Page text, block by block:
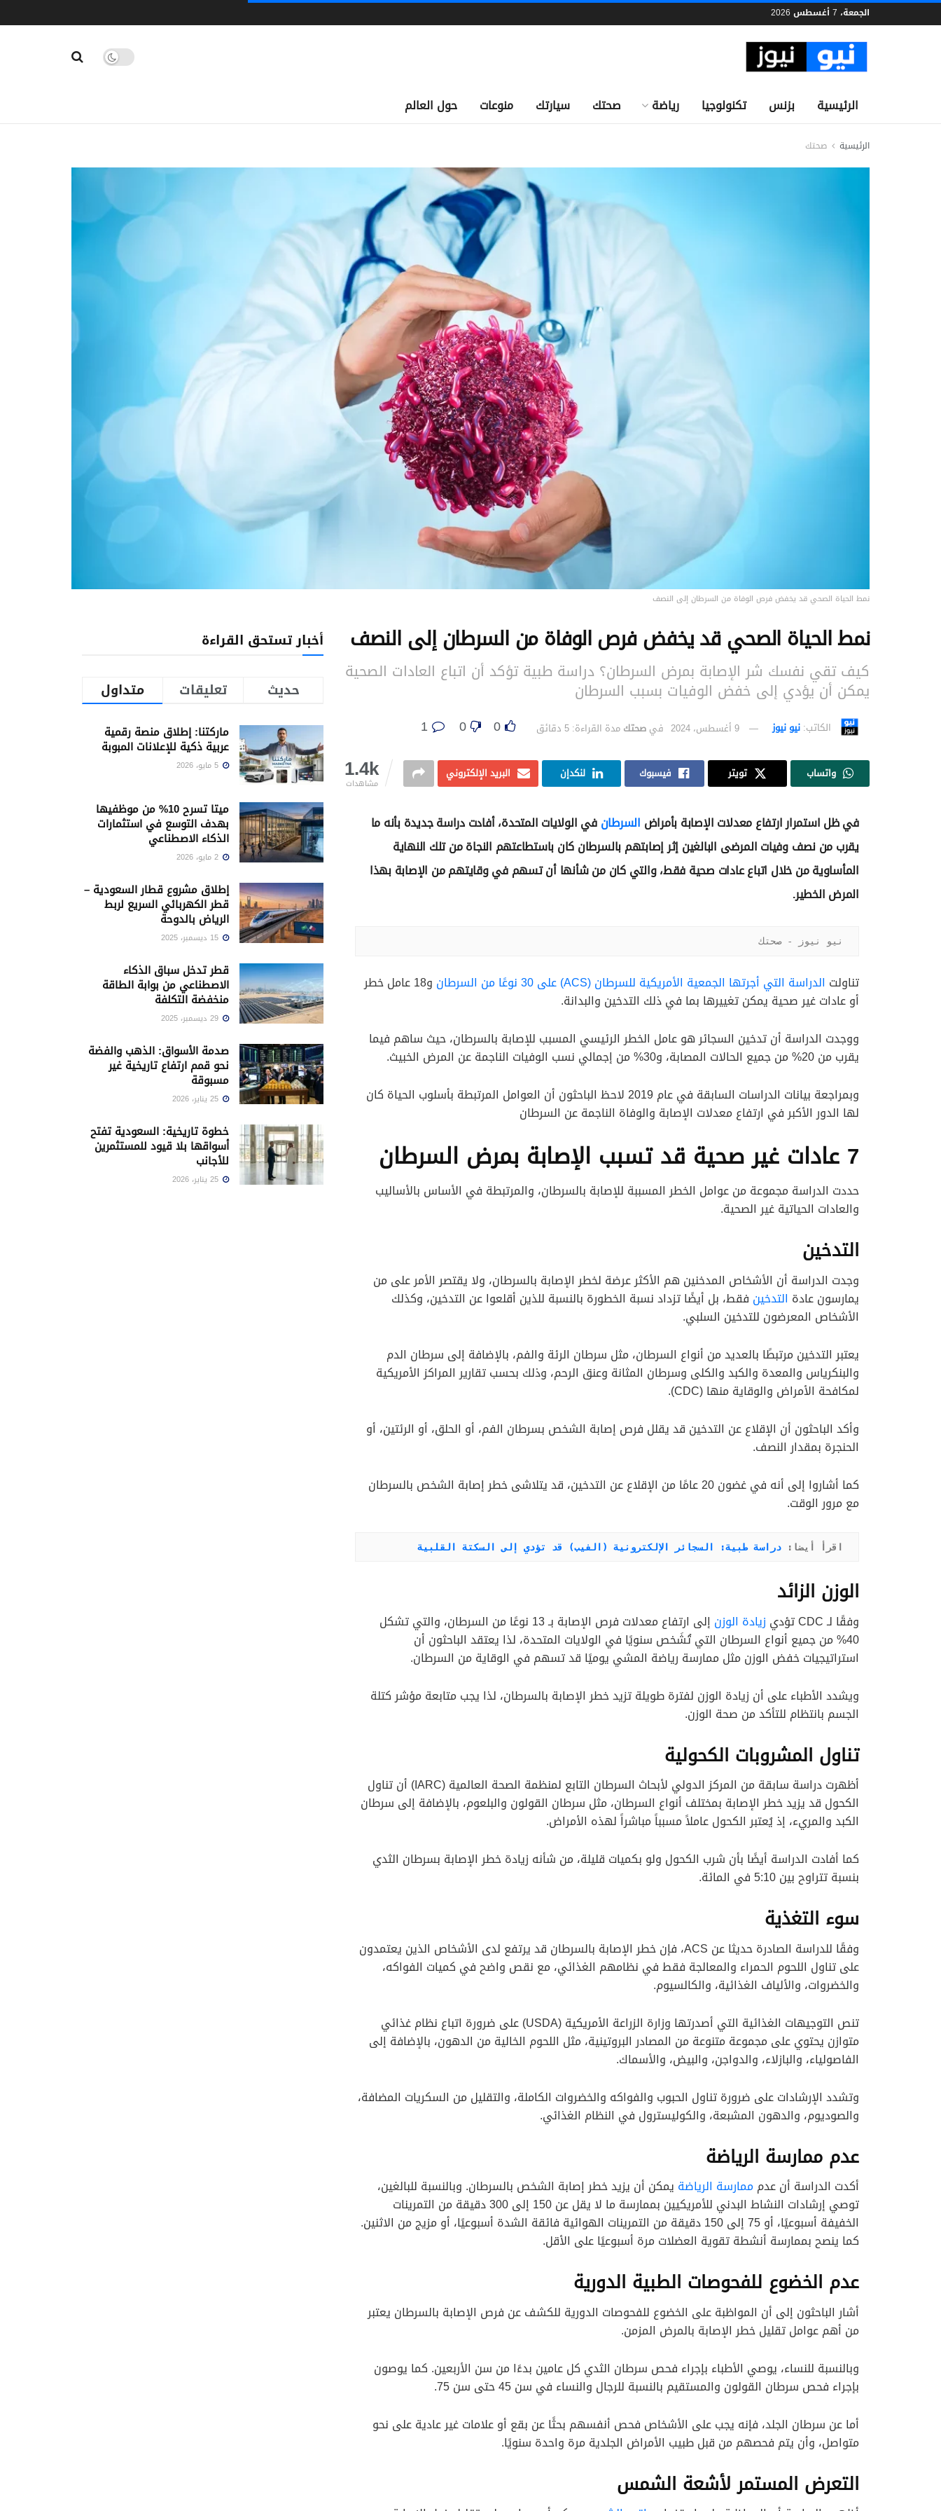
الجمعة، 7 أغسطس 2026
الرئيسية بزنس تكنولوجيا رياضة صحتك سيارتك منوعات حول العالم
الرئيسية صحتك
نمط الحياة الصحي قد يخفض فرص الوفاة من السرطان إلى النصف
نمط الحياة الصحي قد يخفض فرص الوفاة من السرطان إلى النصف
كيف تقي نفسك شر الإصابة بمرض السرطان؟ دراسة طبية تؤكد أن اتباع العادات الصحية
يمكن أن يؤدي إلى خفض الوفيات بسبب السرطان
الكاتب: نيو نيوز 9 أغسطس، 2024 في صحتك مدة القراءة: 5 دقائق 0
0
1.4k
مشاهدات
واتساب تويتر فيسبوك لنكدإن البريد الإلكتروني
في ظل استمرار ارتفاع معدلات الإصابة بأمراض السرطانفي الولايات المتحدة، أفادت دراسة جديدة بأنه ما
يقرب من نصف وفيات المرضى البالغين إثر إصابتهم بالسرطان كان باستطاعتهم النجاة من تلك النهاية
المأساوية من خلال اتباع عادات صحية فقط، والتي كان من شأنها أن تسهم في وقايتهم من الإصابة بهذا
المرض الخطير.
نيو نيوز - صحتك
تناولت الدراسة التي أجرتها الجمعية الأمريكية للسرطان (ACS) على 30 نوعًا من السرطان
و18 عامل خطر
أو عادات غير صحية يمكن تغييرها بما في ذلك التدخين والبدانة.
ووجدت الدراسة أن تدخين السجائر هو عامل الخطر الرئيسي المسبب للإصابة بالسرطان، حيث ساهم فيما
يقرب من 20% من جميع الحالات المصابة، و30% من إجمالي نسب الوفيات الناجمة عن المرض الخبيث.
وبمراجعة بيانات الدراسات السابقة في عام 2019 لاحظ الباحثون أن العوامل المرتبطة بأسلوب الحياة كان
لها الدور الأكبر في ارتفاع معدلات الإصابة والوفاة الناجمة عن السرطان
7 عادات غير صحية قد تسبب الإصابة بمرض السرطان
حددت الدراسة مجموعة من عوامل الخطر المسببة للإصابة بالسرطان، والمرتبطة في الأساس بالأساليب
والعادات الحياتية غير الصحية.
التدخين
وجدت الدراسة أن الأشخاص المدخنين هم الأكثر عرضة لخطر الإصابة بالسرطان، ولا يقتصر الأمر على من
يمارسون عادة التدخين فقط، بل أيضًا تزداد نسبة الخطورة بالنسبة للذين أقلعوا عن التدخين، وكذلك
الأشخاص المعرضون للتدخين السلبي.
يعتبر التدخين مرتبطًا بالعديد من أنواع السرطان، مثل سرطان الرئة والفم، بالإضافة إلى سرطان الدم
والبنكرياس والمعدة والكبد والكلى وسرطان المثانة وعنق الرحم، وذلك بحسب تقارير المراكز الأمريكية
لمكافحة الأمراض والوقاية منها (CDC).
وأكد الباحثون أن الإقلاع عن التدخين قد يقلل فرص إصابة الشخص بسرطان الفم، أو الحلق، أو الرئتين، أو
الحنجرة بمقدار النصف.
كما أشاروا إلى أنه في غضون 20 عامًا من الإقلاع عن التدخين، قد يتلاشى خطر إصابة الشخص بالسرطان
مع مرور الوقت.
اقرأ أيضا: دراسة طبية: السجائر الإلكترونية (الفيب) قد تؤدي إلى السكتة القلبية
الوزن الزائد
وفقًا لـ CDC تؤدي زيادة الوزن
إلى ارتفاع معدلات فرص الإصابة بـ 13 نوعًا من السرطان، والتي تشكل
40% من جميع أنواع السرطان التي تُشَخص سنويًا في الولايات المتحدة، لذا يعتقد الباحثون أن
استراتيجيات خفض الوزن مثل ممارسة رياضة المشي يوميًا قد تسهم في الوقاية من السرطان.
ويشدد الأطباء على أن زيادة الوزن لفترة طويلة تزيد خطر الإصابة بالسرطان، لذا يجب متابعة مؤشر كتلة
الجسم بانتظام للتأكد من صحة الوزن.
تناول المشروبات الكحولية
أظهرت دراسة سابقة من المركز الدولي لأبحاث السرطان التابع لمنظمة الصحة العالمية (IARC) أن تناول
الكحول قد يزيد خطر الإصابة بمختلف أنواع السرطان، مثل سرطان القولون والبلعوم، بالإضافة إلى سرطان
الكبد والمريء، إذ يُعتبر الكحول عاملاً مسبباً مباشراً لهذه الأمراض.
كما أفادت الدراسة أيضًا بأن شرب الكحول ولو بكميات قليلة، من شأنه زيادة خطر الإصابة بسرطان الثدي
بنسبة تتراوح بين 5:10 في المائة.
سوء التغذية
وفقًا للدراسة الصادرة حديثا عن ACS، فإن خطر الإصابة بالسرطان قد يرتفع لدى الأشخاص الذين يعتمدون
على تناول اللحوم الحمراء والمعالجة فقط في نظامهم الغذائي، مع نقص واضح في كميات الفواكه،
والخضروات، والألياف الغذائية، والكالسيوم.
تنص التوجيهات الغذائية التي أصدرتها وزارة الزراعة الأمريكية (USDA) على ضرورة اتباع نظام غذائي
متوازن يحتوي على مجموعة متنوعة من المصادر البروتينية، مثل اللحوم الخالية من الدهون، بالإضافة إلى
الفاصولياء، والبازلاء، والدواجن، والبيض، والأسماك.
وتشدد الإرشادات على ضرورة تناول الحبوب والفواكه والخضروات الكاملة، والتقليل من السكريات المضافة،
والصوديوم، والدهون المشبعة، والكوليسترول في النظام الغذائي.
عدم ممارسة الرياضة
أكدت الدراسة أن عدمممارسة الرياضة يمكن أن يزيد خطر إصابة الشخص بالسرطان. وبالنسبة للبالغين،
توصي إرشادات النشاط البدني للأمريكيين بممارسة ما لا يقل عن 150 إلى 300 دقيقة من التمرينات
الخفيفة أسبوعيًا، أو 75 إلى 150 دقيقة من التمرينات الهوائية فائقة الشدة أسبوعيًا، أو مزيج من الاثنين.
كما ينصح بممارسة أنشطة تقوية العضلات مرة أسبوعيًا على الأقل.
عدم الخضوع للفحوصات الطبية الدورية
أشار الباحثون إلى أن المواظبة على الخضوع للفحوصات الدورية للكشف عن فرص الإصابة بالسرطان يعتبر
من أهم عوامل تقليل خطر الإصابة بالمرض المزمن.
وبالنسبة للنساء، يوصي الأطباء بإجراء فحص سرطان الثدي كل عامين بدءًا من سن الأربعين. كما يوصون
بإجراء فحص سرطان القولون والمستقيم بالنسبة للرجال والنساء في سن 45 حتى سن 75.
أما عن سرطان الجلد، فإنه يجب على الأشخاص فحص أنفسهم بحثًا عن بقع أو علامات غير عادية على نحو
متواصل، وأن يتم فحصهم من قبل طبيب الأمراض الجلدية مرة واحدة سنويًا.
التعرض المستمر لأشعة الشمس
أخبار تستحق القراءة
متداول تعليقات حديث
ماركتنا: إطلاق منصة رقمية
عربية ذكية للإعلانات المبوبة
ميتا تسرح 10% من موظفيها
بهدف التوسع في استثمارات
الذكاء الاصطناعي
إطلاق مشروع قطار السعودية –
قطر الكهربائي السريع لربط
الرياض بالدوحة
قطر تدخل سباق الذكاء
الاصطناعي من بوابة الطاقة
منخفضة التكلفة
صدمة الأسواق: الذهب والفضة
نحو قمم ارتفاع تاريخية غير
مسبوقة
خطوة تاريخية: السعودية تفتح
أسواقها بلا قيود للمستثمرين
للأجانب